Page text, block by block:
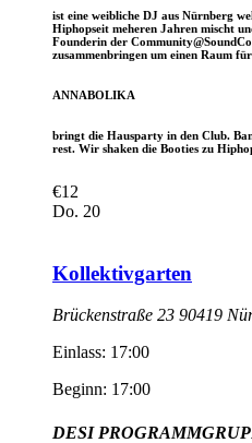
ist eine weibliche DJ aus Nürnberg
Hiphopseit meheren Jahren mischt
Founderin der
zusammenbringen um einen Raum
ANNABOLIKA
bringt die Hausparty in den Club.
rest. Wir shaken die Booties zu
€12
Do. 20
Kollektivgarten
Brückenstraße 23 90419
Einlass: 17:00
Beginn: 17:00
DESI